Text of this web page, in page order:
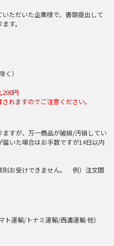
ただいた企業様で、書類提出して
す。
）
円
れますのでご注意ください。
すが、万一商品が破損/汚損してい
いた場合はお手数ですが14日以内
則お受けできません。 例）注文間
運輸/トナミ運輸/西濃運輸 他）